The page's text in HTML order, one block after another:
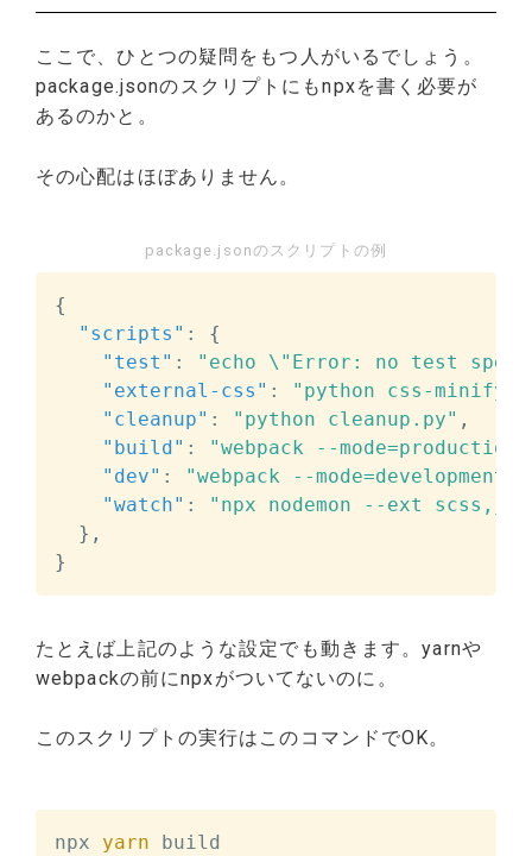
ここで、ひとつの疑問をもつ人がいるでしょう。
package.jsonのスクリプトにもnpxを書く必要が
あるのかと。
その心配はほぼありません。
package.jsonのスクリプトの例
{
"scripts" :
{
"test" :
"echo \"Error: no test
"external-css" :
"python css-minify-
"cleanup" : "python cleanup.py" ,
"build" :
"webpack --
"dev" :
"webpack --
"watch" :
"npx nodemon --ext
} ,
}
たとえば上記のような設定でも動きます。yarnや
webpackの前にnpxがついてないのに。
このスクリプトの実行はこのコマンドでOK。
npx yarn build